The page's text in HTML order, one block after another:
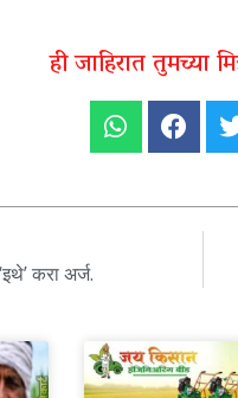
ही जाहिरात तुमच्या
करा अर्ज.